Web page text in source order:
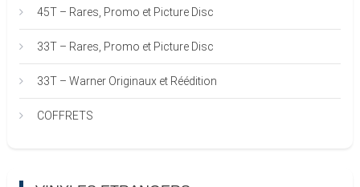
45T – Rares, Promo et Picture Disc
33T – Rares, Promo et Picture Disc
33T – Warner Originaux et Réédition
COFFRETS